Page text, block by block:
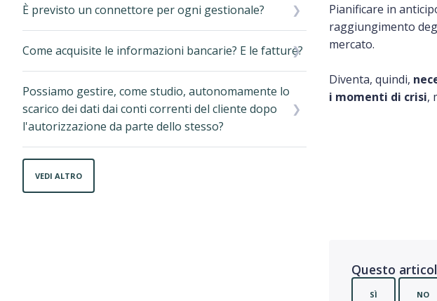
È previsto un connettore per ogni gestionale?
Come acquisite le informazioni bancarie? E le fatture?
Possiamo gestire, come studio, autonomamente lo
scarico dei dati dai conti correnti del cliente dopo
l'autorizzazione da parte dello stesso?
VEDI ALTRO
Pianificare in
raggiungimento
mercato.
Diventa, quindi,
i momenti di crisi,
Questo
SÌ NO